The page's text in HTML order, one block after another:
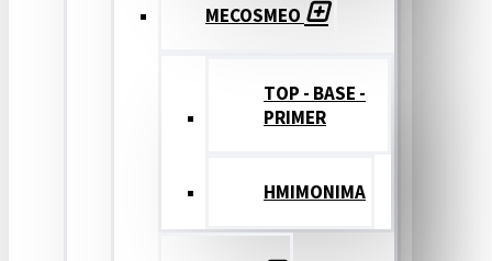
MECOSMEO
TOP - BASE -
PRIMER
ΗΜΙΜΟΝΙΜΑ